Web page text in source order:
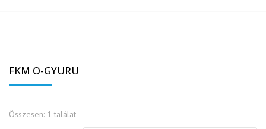
FKM O-GYURU
Összesen: 1 találat